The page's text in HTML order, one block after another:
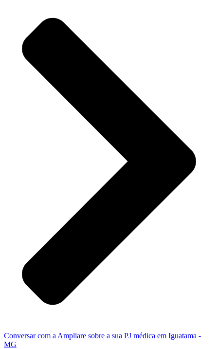
Conversar com a Ampliare sobre a sua PJ médica em Iguatama -
MG